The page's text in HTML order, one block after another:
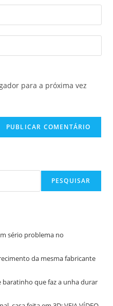
para a próxima vez
PESQUISAR
sério problema no
da mesma fabricante
baratinho que faz a unha durar